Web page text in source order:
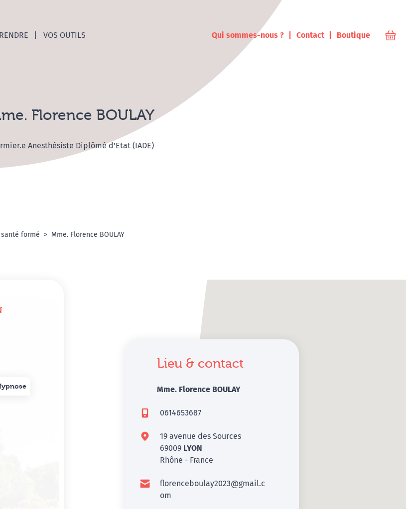
Campus
VOS OUTILS Qui sommes-nous ? Contact Boutique
Florence BOULAY
Anesthésiste Diplômé d'Etat (IADE)
formé Mme. Florence BOULAY
Lieu & contact
Mme. Florence BOULAY
0614653687
19 avenue des Sources
69009 LYON
Rhône - France
florenceboulay2023@gmail.c
om